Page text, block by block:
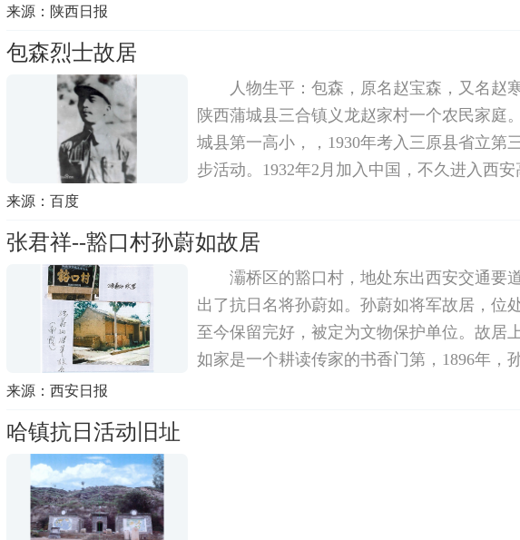
命先烈抛头颅洒热血，悲壮三秦大地。深厚
来源：陕西日报
包森烈士故居
人物生平：包森，原名赵宝森，又名赵
陕西蒲城县三合镇义龙赵家村一个农民家庭
城县第一高小，，1930年考入三原县省立第
步活动。1932年2月加入中国，不久进入西
日救亡活动。1933年春，包森再调往新字区
来源：百度
张君祥--豁口村孙蔚如故居
灞桥区的豁口村，地处东出西安交通要
出了抗日名将孙蔚如。孙蔚如将军故居，位
至今保留完好，被定为文物保护单位。故居
如家是一个耕读传家的书香门第，1896年，
村的故居。童年时，我的祖母常携带我到孙
来源：西安日报
哈镇抗日活动旧址